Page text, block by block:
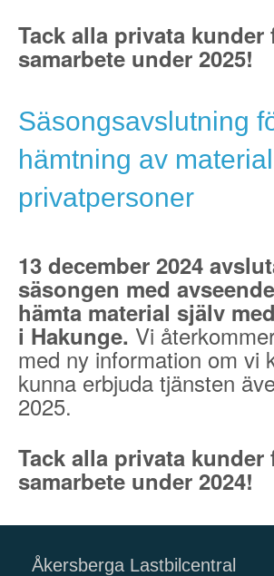
Tack alla privata
samarbete under 2025!
Säsongsavslutning
hämtning av material
privatpersoner
13 december 2024
säsongen med
hämta material själv
i Hakunge. Vi
med ny information om vi
kunna erbjuda tjänsten
2025.
Tack alla privata
samarbete under 2024!
Åkersberga Lastbilcentral